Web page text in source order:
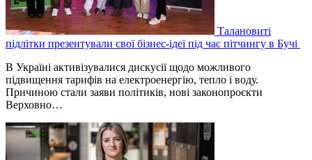
Талановиті
підлітки презентували свої бізнес-ідеї під час пітчингу в Бучі
В Україні активізувалися дискусії щодо можливого
підвищення тарифів на електроенергію, тепло і воду.
Причиною стали заяви політиків, нові законопроєкти
Верховно…